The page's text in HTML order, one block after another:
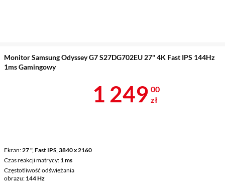
Monitor Samsung Odyssey G7 S27DG702EU 27" 4K Fast IPS 144Hz
1ms Gamingowy
Ekran 27 ", Fast IPS, 3840 x 2160
Czas reakcji matrycy 1 ms
Częstotliwość odświeżania
obrazu 144 Hz
Cena 1 249 zł
1 249 00
zł